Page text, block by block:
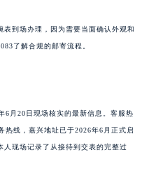
到场办理，因为需要当面确认外观和
了解合规的邮寄流程。
6月20日现场核实的最新信息。客服热
热线，嘉兴地址已于2026年6月正式启
人现场记录了从接待到交表的完整过